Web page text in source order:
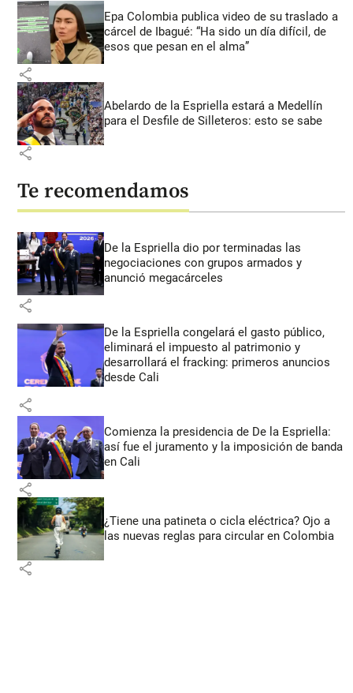
Epa Colombia publica video de su traslado a
cárcel de Ibagué: “Ha sido un día difícil, de
esos que pesan en el alma”
share
Abelardo de la Espriella estará a Medellín
para el Desfile de Silleteros: esto se sabe
share
Te recomendamos
De la Espriella dio por terminadas las
negociaciones con grupos armados y
anunció megacárceles
share
De la Espriella congelará el gasto público,
eliminará el impuesto al patrimonio y
desarrollará el fracking: primeros anuncios
desde Cali
share
Comienza la presidencia de De la Espriella:
así fue el juramento y la imposición de banda
en Cali
share
¿Tiene una patineta o cicla eléctrica? Ojo a
las nuevas reglas para circular en Colombia
share